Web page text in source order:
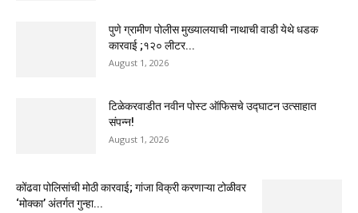
पुणे ग्रामीण पोलीस मुख्यालयाची नाथाची वाडी येथे धडक
कारवाई ;१२० लीटर...
August 1, 2026
टिळेकरवाडीत नवीन पोस्ट ऑफिसचे उद्घाटन उत्साहात
संपन्न!
August 1, 2026
कोंढवा पोलिसांची मोठी कारवाई; गांजा विक्री करणाऱ्या टोळीवर
‘मोक्का’ अंतर्गत गुन्हा...